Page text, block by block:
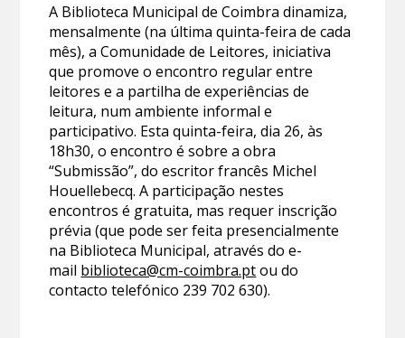
A Biblioteca Municipal de Coimbra dinamiza,
mensalmente (na última quinta-feira de cada
mês), a Comunidade de Leitores, iniciativa
que promove o encontro regular entre
leitores e a partilha de experiências de
leitura, num ambiente informal e
participativo. Esta quinta-feira, dia 26, às
18h30, o encontro é sobre a obra
“Submissão”, do escritor francês Michel
Houellebecq. A participação nestes
encontros é gratuita, mas requer inscrição
prévia (que pode ser feita presencialmente
na Biblioteca Municipal, através do e-
mail biblioteca@cm-coimbra.ptou do
contacto telefónico 239 702 630).